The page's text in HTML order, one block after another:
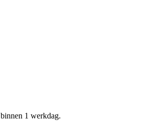
1 werkdag.